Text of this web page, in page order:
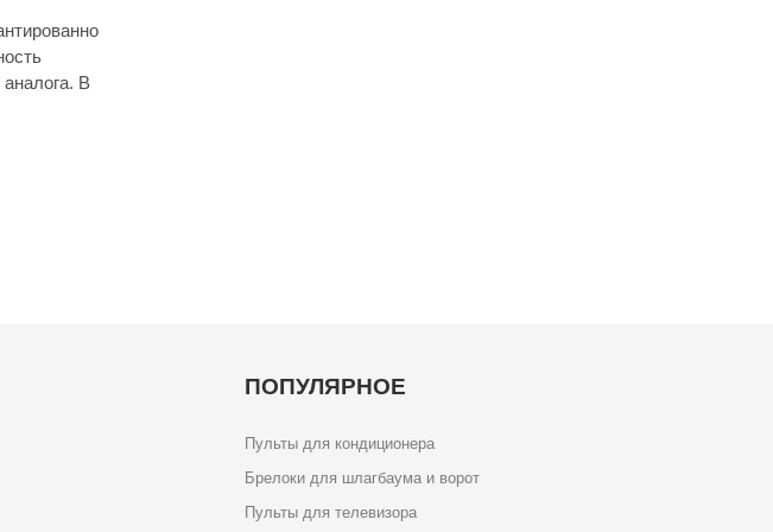
В
ПОПУЛЯРНОЕ
Пульты для кондиционера
Брелоки для шлагбаума и ворот
Пульты для телевизора